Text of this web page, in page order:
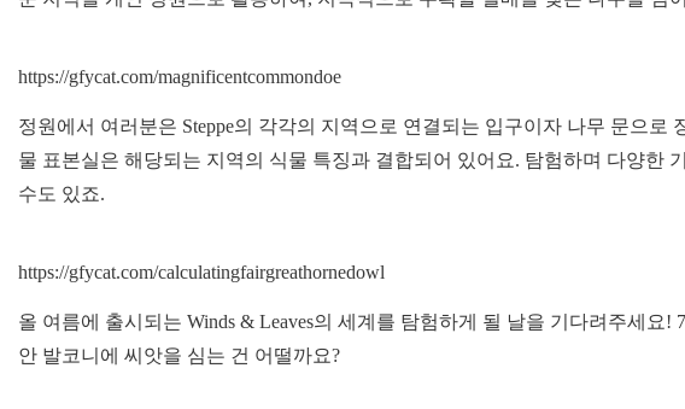
https://gfycat.com/magnificentcommondoe
정원에서 여러분은 Steppe의 각각의 지역으로 연결되는 입구이자 나무 문으로
물 표본실은 해당되는 지역의 식물 특징과 결합되어 있어요. 탐험하며 다양한
수도 있죠.
https://gfycat.com/calculatingfairgreathornedowl
올 여름에 출시되는 Winds & Leaves의 세계를 탐험하게 될 날을 기다려주세요!
안 발코니에 씨앗을 심는 건 어떨까요?